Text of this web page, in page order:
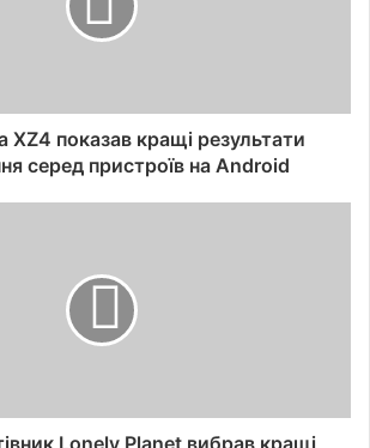
XZ4 показав кращі результати
серед пристроїв на Android